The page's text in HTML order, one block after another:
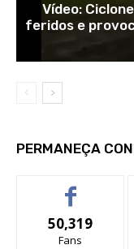
Vídeo:
feridos e
PERMANEÇA
50,319
Fans